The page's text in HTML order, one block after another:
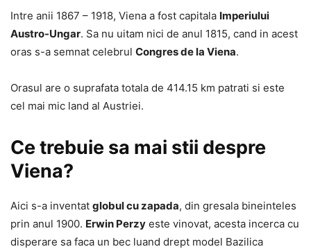
Intre anii 1867 – 1918, Viena a fost capitala Imperiului
Austro-Ungar. Sa nu uitam nici de anul 1815, cand in acest
oras s-a semnat celebrul Congres de la Viena.
Orasul are o suprafata totala de 414.15 km patrati si este
cel mai mic land al Austriei.
Ce trebuie sa mai stii despre
Viena?
Aici s-a inventat globul cu zapada, din gresala bineinteles
prin anul 1900. Erwin Perzy este vinovat, acesta incerca cu
disperare sa faca un bec luand drept model Bazilica